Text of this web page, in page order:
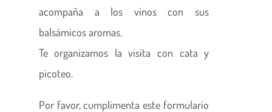
acompaña a los vinos con sus
balsámicos aromas.
Te organizamos la visita con cata y
picoteo.
Por favor, cumplimenta este formulario